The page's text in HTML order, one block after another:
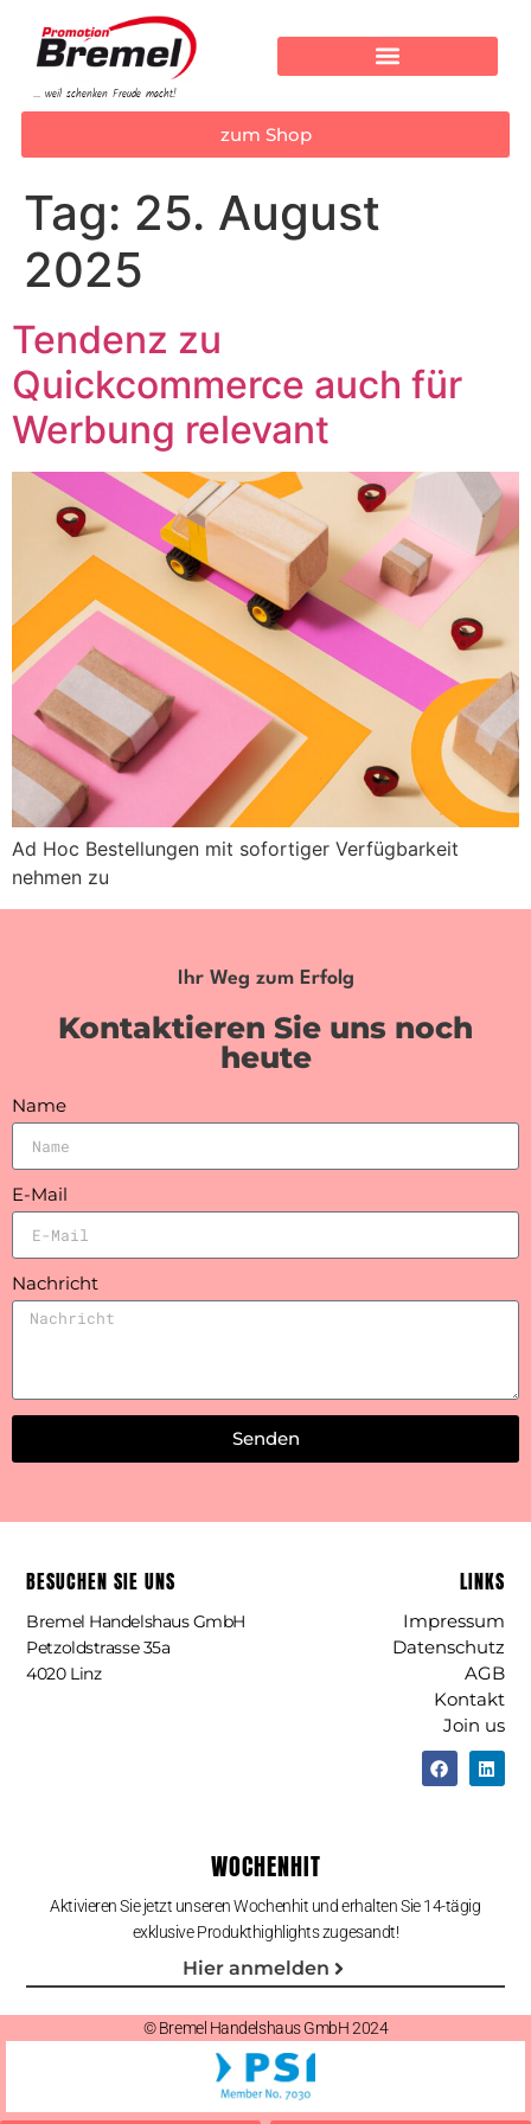
... weil schenken Freude macht!
zum Shop
Tag: 25. August
2025
Tendenz zu
Quickcommerce auch für
Werbung relevant
Ad Hoc Bestellungen mit sofortiger Verfügbarkeit
nehmen zu
Ihr Weg zum Erfolg
Kontaktieren Sie uns noch
heute
Name
E-Mail
Nachricht
Senden
BESUCHEN SIE UNS
Bremel Handelshaus GmbH
Petzoldstrasse 35a
4020 Linz
LINKS
Impressum
Datenschutz
AGB
Kontakt
Join us
WOCHENHIT
Aktivieren Sie jetzt unseren Wochenhit und erhalten Sie 14-tägig
exklusive Produkthighlights zugesandt!
Hier anmelden
© Bremel Handelshaus GmbH 2024